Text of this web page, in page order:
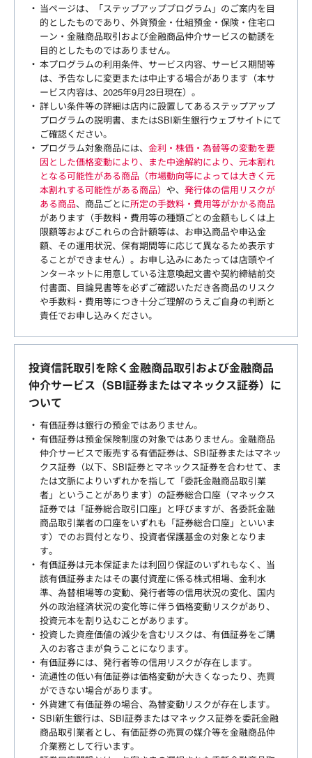
当ページは、「ステップアッププログラム」のご案内を目
的としたものであり、外貨預金・仕組預金・保険・住宅ロ
ーン・金融商品取引および金融商品仲介サービスの勧誘を
目的としたものではありません。
本プログラムの利用条件、サービス内容、サービス期間等
は、予告なしに変更または中止する場合があります（本サ
ービス内容は、2025年9月23日現在）。
詳しい条件等の詳細は店内に設置してあるステップアップ
プログラムの説明書、またはSBI新生銀行ウェブサイトにて
ご確認ください。
プログラム対象商品には、 金利・株価・為替等の変動を要
因とした価格変動により、また中途解約により、元本割れ
となる可能性がある商品（市場動向等によっては大きく元
本割れする可能性がある商品） や、 発行体の信用リスクが
ある商品、商品ごとに所定の手数料・費用等がかかる商品
があります（手数料・費用等の種類ごとの金額もしくは上
限額等およびこれらの合計額等は、お申込商品や申込金
額、その運用状況、保有期間等に応じて異なるため表示す
ることができません）。お申し込みにあたっては店頭やイ
ンターネットに用意している注意喚起文書や契約締結前交
付書面、目論見書等を必ずご確認いただき各商品のリスク
や手数料・費用等につき十分ご理解のうえご自身の判断と
責任でお申し込みください。
投資信託取引を除く金融商品取引および金融商品
仲介サービス（SBI証券またはマネックス証券）に
ついて
有価証券は銀行の預金ではありません。
有価証券は預金保険制度の対象ではありません。金融商品
仲介サービスで販売する有価証券は、SBI証券またはマネッ
クス証券（以下、SBI証券とマネックス証券を合わせて、ま
たは文脈によりいずれかを指して「委託金融商品取引業
者」ということがあります）の証券総合口座（マネックス
証券では「証券総合取引口座」と呼びますが、各委託金融
商品取引業者の口座をいずれも「証券総合口座」といいま
す）でのお買付となり、投資者保護基金の対象となりま
す。
有価証券は元本保証または利回り保証のいずれもなく、当
該有価証券またはその裏付資産に係る株式相場、金利水
準、為替相場等の変動、発行者等の信用状況の変化、国内
外の政治経済状況の変化等に伴う価格変動リスクがあり、
投資元本を割り込むことがあります。
投資した資産価値の減少を含むリスクは、有価証券をご購
入のお客さまが負うことになります。
有価証券には、発行者等の信用リスクが存在します。
流通性の低い有価証券は価格変動が大きくなったり、売買
ができない場合があります。
外貨建て有価証券の場合、為替変動リスクが存在します。
SBI新生銀行は、SBI証券またはマネックス証券を委託金融
商品取引業者とし、有価証券の売買の媒介等を金融商品仲
介業務として行います。